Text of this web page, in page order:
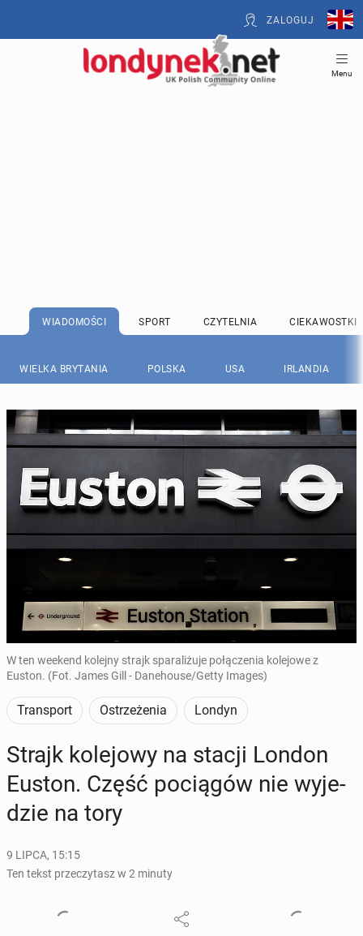
ZALOGUJ
Menu
WIADOMOŚCI SPORT CZYTELNIA CIEKAWOSTKI
WIELKA BRYTANIA POLSKA USA IRLANDIA
W ten weekend kolejny strajk sparaliżuje połączenia kolejowe z
Euston. (Fot. James Gill - Danehouse/Getty Images)
Transport Ostrzeżenia Londyn
Strajk ko­le­jo­wy na stacji London
Euston. Część po­cią­gów nie wy­je­
dzie na tory
9 LIPCA, 15:15
Ten tekst przeczytasz w 2 minuty